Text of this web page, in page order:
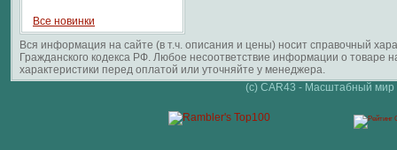
Все новинки
Вся информация на сайте (в т.ч. описания и цены) носит справочный
Гражданского кодекса РФ. Любое несоответствие информации о
характеристики перед оплатой или уточняйте у менеджера.
(c) CAR43 - Масштабный мир